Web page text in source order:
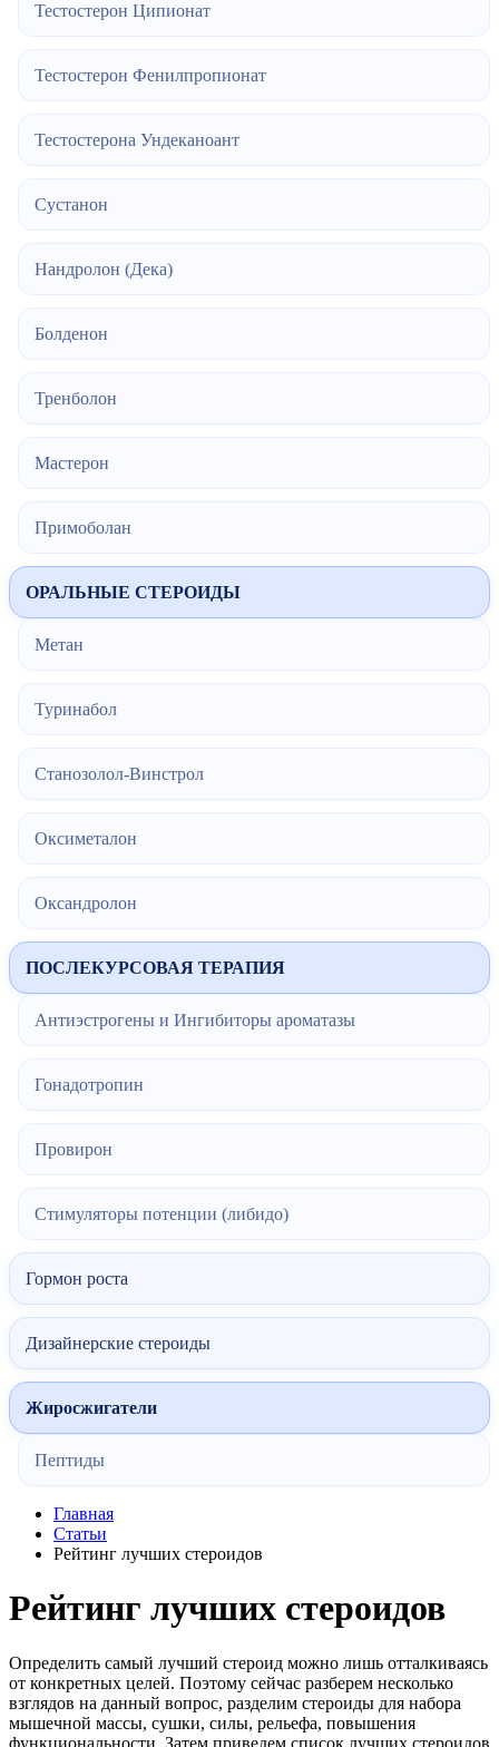
Тестостерон Ципионат
Тестостерон Фенилпропионат
Тестостерона Ундеканоант
Сустанон
Нандролон (Дека)
Болденон
Тренболон
Мастерон
Примоболан
ОРАЛЬНЫЕ СТЕРОИДЫ
Метан
Туринабол
Станозолол-Винстрол
Оксиметалон
Оксандролон
ПОСЛЕКУРСОВАЯ ТЕРАПИЯ
Антиэстрогены и Ингибиторы ароматазы
Гонадотропин
Провирон
Стимуляторы потенции (либидо)
Гормон роста
Дизайнерские стероиды
Жиросжигатели
Пептиды
Главная
Статьи
Рейтинг лучших стероидов
Рейтинг лучших стероидов
Определить самый лучший стероид можно лишь отталкиваясь
от конкретных целей. Поэтому сейчас разберем несколько
взглядов на данный вопрос, разделим стероиды для набора
мышечной массы, сушки, силы, рельефа, повышения
функциональности. Затем приведем список лучших стероидов